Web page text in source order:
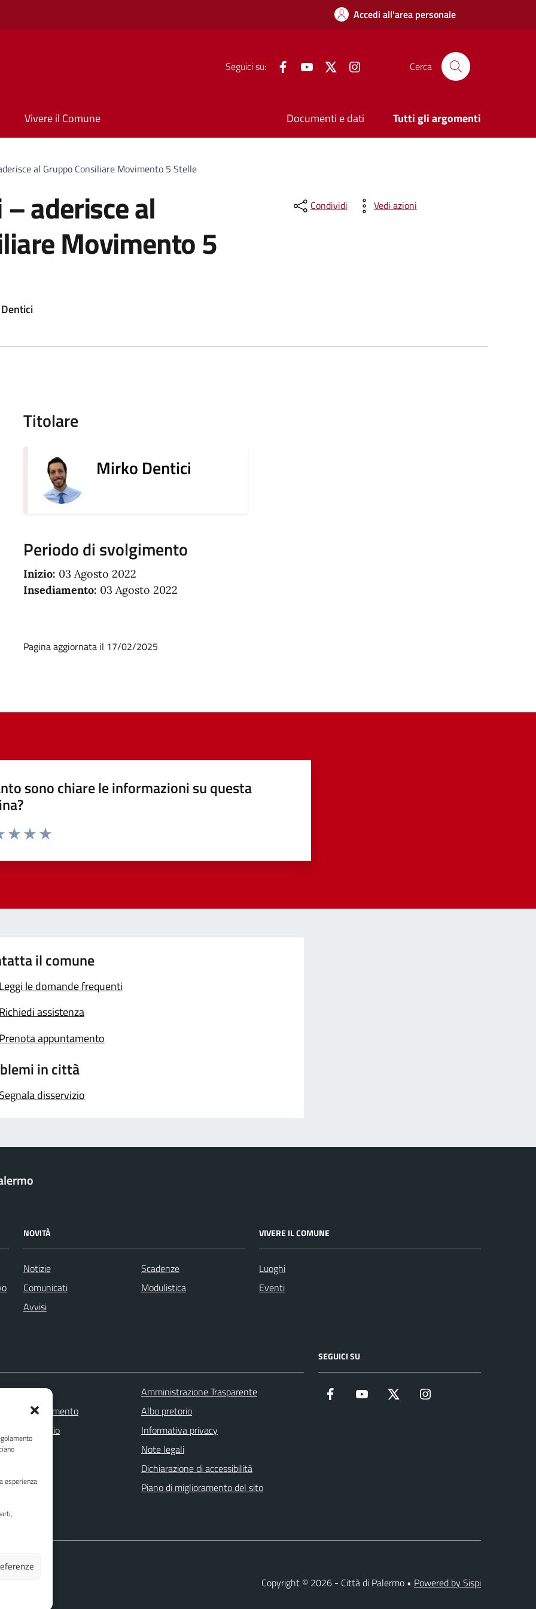
esperienza
Accedi all'area personale
Seguici su: FacebookYouTube Twitter Cerca
Vivere il Comune Documenti e dati Tutti gli argomenti
al Gruppo Consiliare Movimento 5 Stelle
aderisce al
Movimento 5
Condividi Vedi azioni
Titolare
Mirko Dentici
Periodo di svolgimento
Inizio: 03 Agosto 2022
Insediamento: 03 Agosto 2022
Pagina aggiornata il 17/02/2025
sono chiare le informazioni su questa
il comune
le domande frequenti
assistenza
appuntamento
in città
disservizio
NOVITÀ
Notizie
Comunicati
Avvisi
Scadenze
Modulistica
VIVERE IL COMUNE
Luoghi
Eventi
appuntamento
disservizio
Amministrazione Trasparente
Albo pretorio
Informativa privacy
Note legali
Dichiarazione di accessibilità
Piano di miglioramento del sito
SEGUICI SU
Facebook YouTube Twitter
Copyright © 2026 - Città di Palermo • Powered by Sispi